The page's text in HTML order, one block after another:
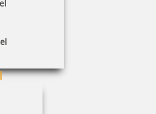
30057, Ref.30053